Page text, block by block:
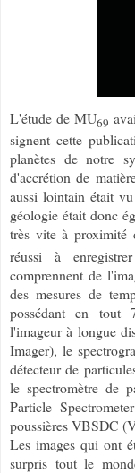
L'étude de MU69
signent cette
planètes de notre
d'accrétion de
aussi lointain était
géologie était donc
très vite à proximité
réussi à
comprennent de
des mesures de
possédant en tout
l'imageur à longue
Imager), le
détecteur de
le spectromètre de
Particle
poussières VBSDC
Les images qui ont
surpris tout le